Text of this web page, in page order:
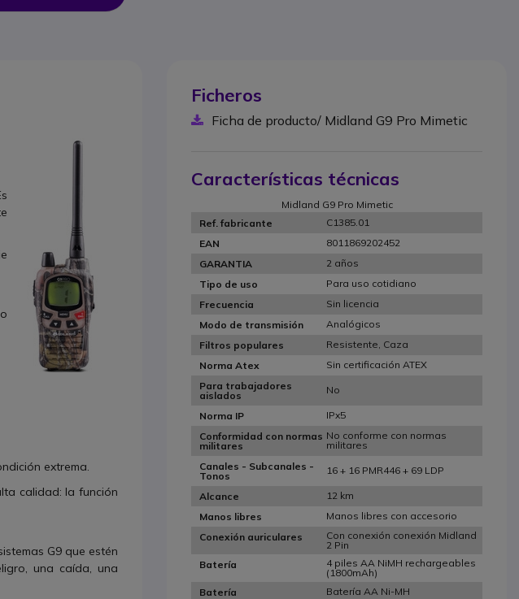
extrema.
calidad: la función
G9 que estén
una caída, una
Ficheros
Ficha de producto/ Midland G9 Pro Mimetic
Características técnicas
Midland G9 Pro Mimetic
Ref. fabricante
C1385.01
EAN
8011869202452
GARANTIA
2 años
Tipo de uso
Para uso cotidiano
Frecuencia
Sin licencia
Modo de transmisión
Analógicos
Filtros populares
Resistente, Caza
Norma Atex
Sin certificación ATEX
Para trabajadores
aislados
No
Norma IP
IPx5
Conformidad con normas
militares
No conforme con normas
militares
Canales - Subcanales -
Tonos
16 + 16 PMR446 + 69 LDP
Alcance
12 km
Manos libres
Manos libres con accesorio
Conexión auriculares
Con conexión conexión Midland
2 Pin
Batería
4 piles AA NiMH rechargeables
(1800mAh)
Batería
Batería AA Ni-MH